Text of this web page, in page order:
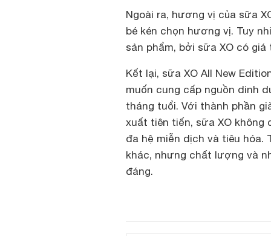
Ngoài ra, hương vị của sữa
bé kén chọn hương vị. Tuy
sản phẩm, bởi sữa XO có
Kết lại, sữa XO All New
muốn cung cấp nguồn dinh
tháng tuổi. Với thành phần
xuất tiên tiến, sữa XO không
đa hệ miễn dịch và tiêu
khác, nhưng chất lượng và
đáng.